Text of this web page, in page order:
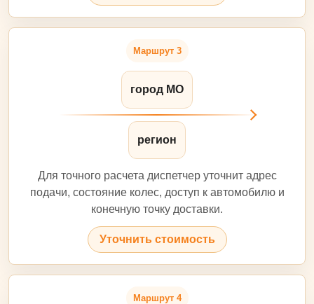
Маршрут 3
город МО
регион
Для точного расчета диспетчер уточнит адрес
подачи, состояние колес, доступ к автомобилю и
конечную точку доставки.
Уточнить стоимость
Маршрут 4